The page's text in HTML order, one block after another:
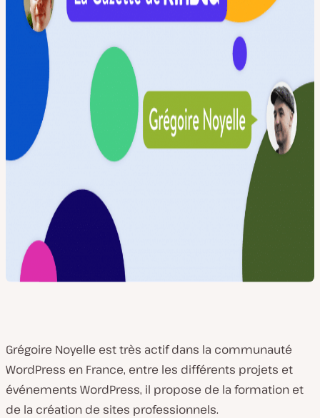
Grégoire Noyelle est très actif dans la communauté
WordPress en France, entre les différents projets et
événements WordPress, il propose de la formation et
de la création de sites professionnels.